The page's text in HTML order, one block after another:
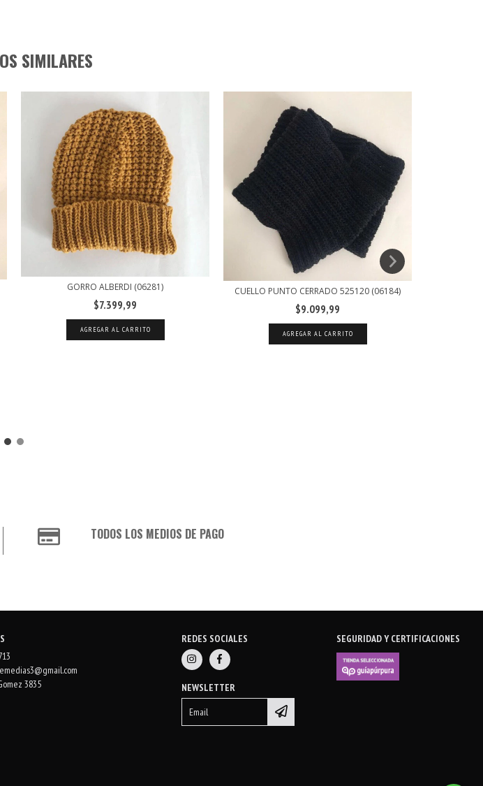
SIMILARES
GORRO ALBERDI (06281)
$7.399,99
AGREGAR AL CARRITO
CUELLO PUNTO CERRADO 525120 (06184)
$9.099,99
AGREGAR AL CARRITO
TODOS LOS MEDIOS DE PAGO
3835
REDES SOCIALES
NEWSLETTER
SEGURIDAD Y CERTIFICACIONES